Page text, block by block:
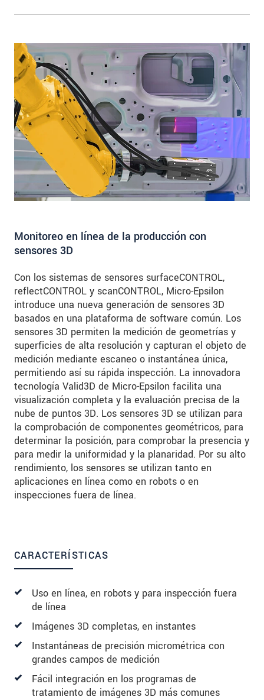
para pruebas precisas de bordes
Monitoreo en línea de la producción con
sensores 3D
Con los sistemas de sensores surfaceCONTROL,
reflectCONTROL y scanCONTROL, Micro-Epsilon
introduce una nueva generación de sensores 3D
basados en una plataforma de software común. Los
sensores 3D permiten la medición de geometrías y
superficies de alta resolución y capturan el objeto de
medición mediante escaneo o instantánea única,
permitiendo así su rápida inspección. La innovadora
tecnología Valid3D de Micro-Epsilon facilita una
visualización completa y la evaluación precisa de la
nube de puntos 3D. Los sensores 3D se utilizan para
la comprobación de componentes geométricos, para
determinar la posición, para comprobar la presencia y
para medir la uniformidad y la planaridad. Por su alto
rendimiento, los sensores se utilizan tanto en
aplicaciones en línea como en robots o en
inspecciones fuera de línea.
CARACTERÍSTICAS
Uso en línea, en robots y para inspección fuera
de línea
Imágenes 3D completas, en instantes
Instantáneas de precisión micrométrica con
grandes campos de medición
Fácil integración en los programas de
tratamiento de imágenes 3D más comunes